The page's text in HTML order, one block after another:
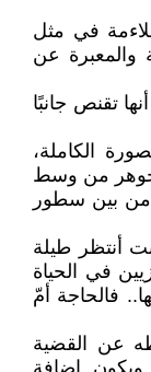
في مثل
والمعبرة عن
تقنص جانبًا
الكاملة،
من وسط
من بين سطور
أنتظر طيلة
في الحياة
فالحاجة أمّ
عن القضية